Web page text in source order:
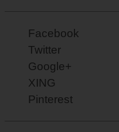
Facebook
Twitter
Google+
XING
Pinterest